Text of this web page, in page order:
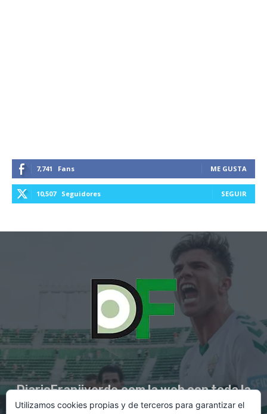
7,741 Fans ME GUSTA
10,507 Seguidores SEGUIR
DiarioFranjiverde.com la web con toda la
Utilizamos cookies propias y de terceros para garantizar el